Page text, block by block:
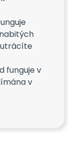
funguje v
v